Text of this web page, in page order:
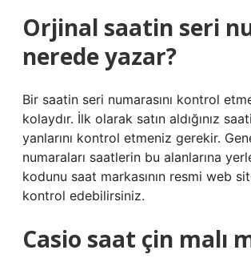
Orjinal saatin seri
nerede yazar?
Bir saatin seri numarasını kontrol
kolaydır. İlk olarak satın aldığınız
yanlarını kontrol etmeniz gerekir.
numaraları saatlerin bu alanlarına
kodunu saat markasının resmi web
kontrol edebilirsiniz.
Casio saat çin malı